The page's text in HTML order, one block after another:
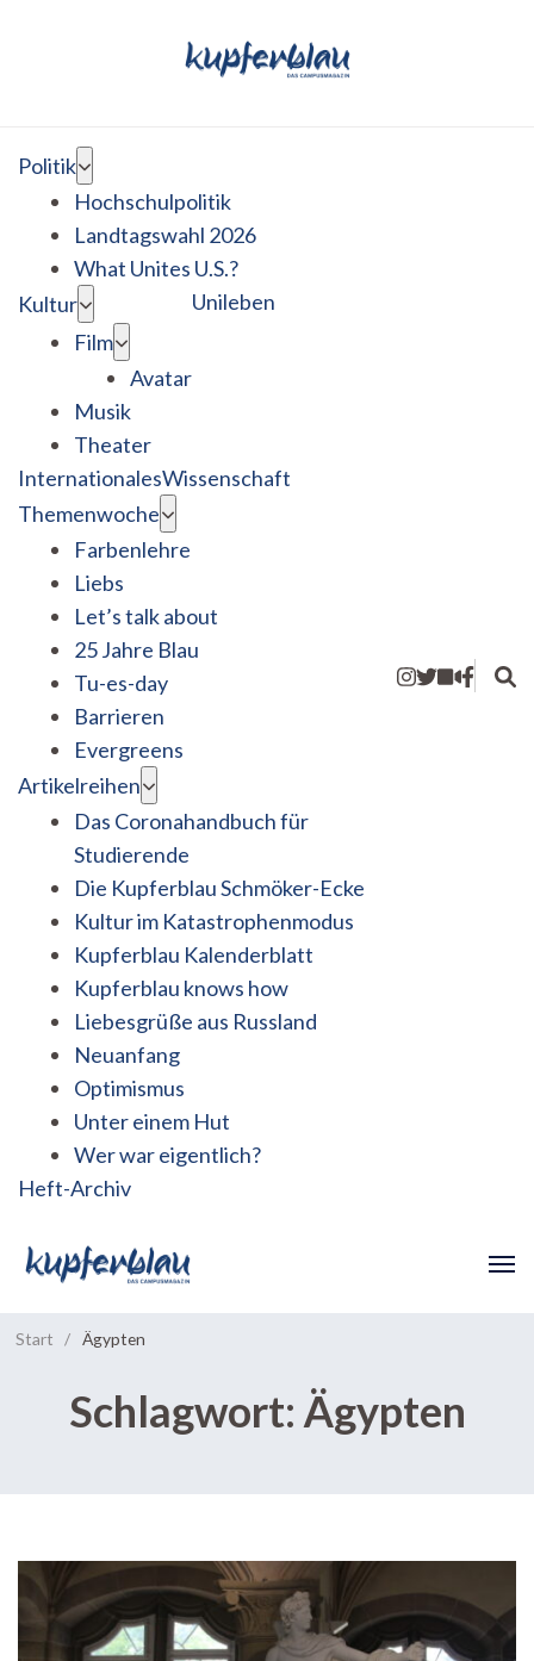
Politik
Hochschulpolitik
Landtagswahl 2026
What Unites U.S.?
Kultur
Film
Avatar
Musik
Theater
Unileben
InternationalesWissenschaft
Themenwoche
Farbenlehre
Liebs
Let’s talk about
25 Jahre Blau
Tu-es-day
Barrieren
Evergreens
Artikelreihen
Das Coronahandbuch für
Studierende
Die Kupferblau Schmöker-Ecke
Kultur im Katastrophenmodus
Kupferblau Kalenderblatt
Kupferblau knows how
Liebesgrüße aus Russland
Neuanfang
Optimismus
Unter einem Hut
Wer war eigentlich?
Heft-Archiv
Start / Ägypten
Schlagwort: Ägypten